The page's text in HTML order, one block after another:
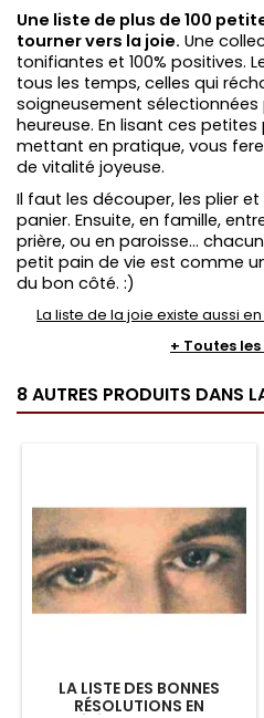
Une liste de plus de 100
tourner vers la joie. Une
tonifiantes et 100% positives.
tous les temps, celles qui
soigneusement
heureuse. En lisant ces
mettant en pratique, vous
de vitalité joyeuse.
Il faut les découper, les plier
panier. Ensuite, en famille,
prière, ou en paroisse...
petit pain de vie est comme
du bon côté. :)
La liste de la joie existe aussi
+ Toutes
8 AUTRES PRODUITS DANS
LA LISTE DES BONNES
RÉSOLUTIONS EN